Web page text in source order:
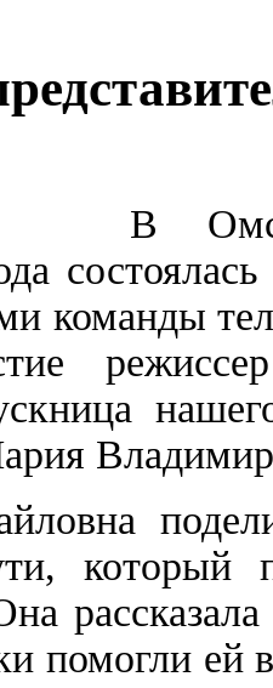
В
команды
помогли ей